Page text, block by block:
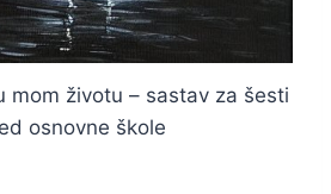
mom životu – sastav za šesti
osnovne škole